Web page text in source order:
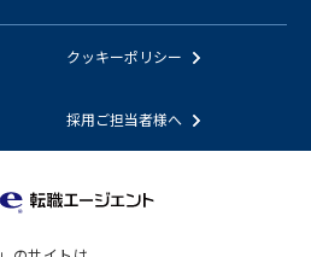
クッキーポリシー
採用ご担当者様へ